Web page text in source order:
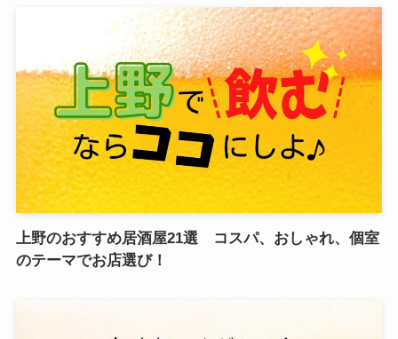
上野のおすすめ居酒屋21選 コスパ、おしゃれ、個室
のテーマでお店選び！